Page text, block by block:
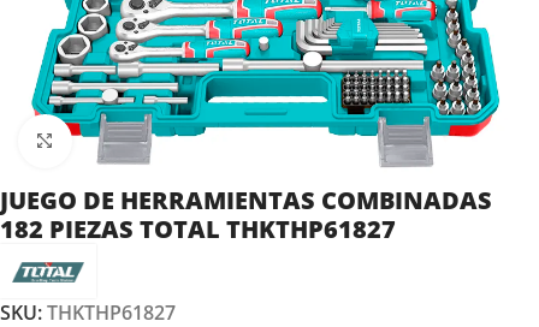
Clic para ampliar
JUEGO DE HERRAMIENTAS COMBINADAS
182 PIEZAS TOTAL THKTHP61827
SKU:THKTHP61827